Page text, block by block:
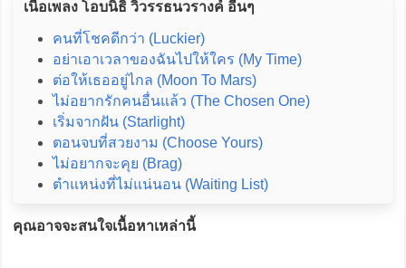
เนื้อเพลง โอบนิธิ วิวรรธนวรางค์ อื่นๆ
คนที่โชคดีกว่า (Luckier)
อย่าเอาเวลาของฉันไปให้ใคร (My Time)
ต่อให้เธออยู่ไกล (Moon To Mars)
ไม่อยากรักคนอื่นแล้ว (The Chosen One)
เริ่มจากฝัน (Starlight)
ตอนจบที่สวยงาม (Choose Yours)
ไม่อยากจะคุย (Brag)
ตำแหน่งที่ไม่แน่นอน (Waiting List)
คุณอาจจะสนใจเนื้อหาเหล่านี้